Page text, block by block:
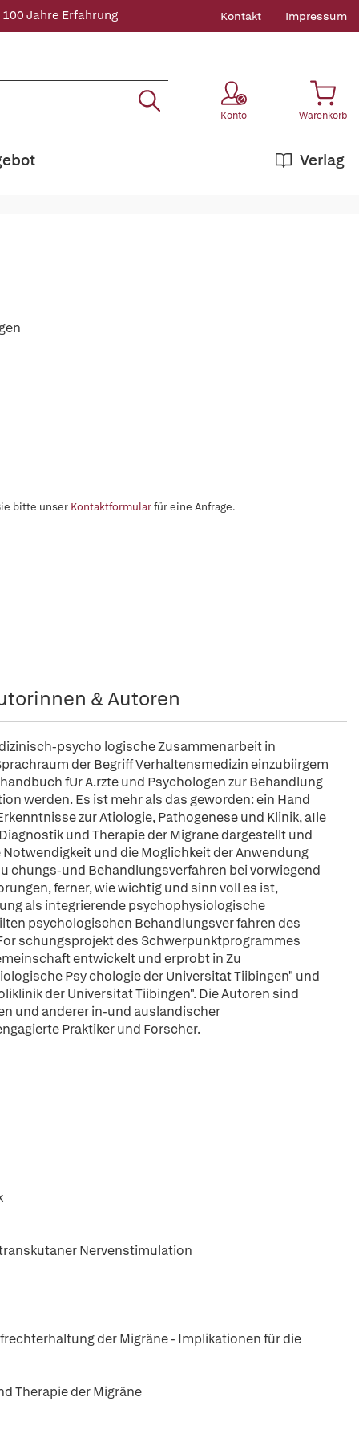
100 Jahre Erfahrung Kontakt Impressum
Konto Warenkorb
Verlag
bitte unser Kontaktformularfür eine Anfrage.
& Autoren
psycho logische Zusammenarbeit in
der Begriff Verhaltensmedizin einzubiirgem
fUr A.rzte und Psychologen zur Behandlung
werden. Es ist mehr als das geworden: ein Hand
zur Atiologie, Pathogenese und Klinik, aIle
und Therapie der Migrane dargestellt und
und die Moglichkeit der Anwendung
chungs-und Behandlungsverfahren bei vorwiegend
ferner, wie wichtig und sinn voll es ist,
als integrierende psychophysiologische
psychologischen Behandlungsver fahren des
schungsprojekt des Schwerpunktprogrammes
entwickelt und erprobt in Zu
Psy chologie der Universitat Tiibingen" und
der Universitat Tiibingen". Die Autoren sind
und anderer in-und auslandischer
Praktiker und Forscher.
Nervenstimulation
der Migräne - Implikationen für die
Therapie der Migräne